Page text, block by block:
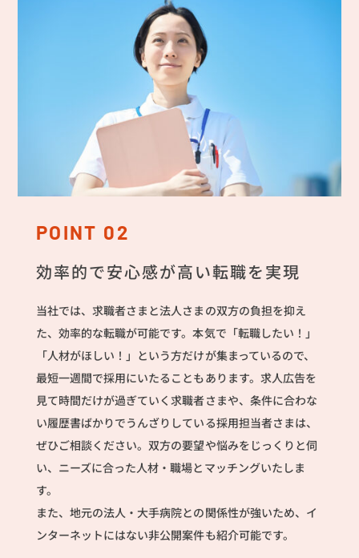
POINT 02
効率的で安心感が高い転職を実現
当社では、求職者さまと法人さまの双方の負担を抑え
た、効率的な転職が可能です。本気で「転職したい！」
「人材がほしい！」という方だけが集まっているので、
最短一週間で採用にいたることもあります。求人広告を
見て時間だけが過ぎていく求職者さまや、条件に合わな
い履歴書ばかりでうんざりしている採用担当者さまは、
ぜひご相談ください。双方の要望や悩みをじっくりと伺
い、ニーズに合った人材・職場とマッチングいたしま
す。
また、地元の法人・大手病院との関係性が強いため、イ
ンターネットにはない非公開案件も紹介可能です。